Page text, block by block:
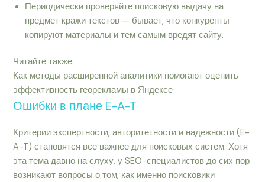
Периодически проверяйте поисковую выдачу на
предмет кражи текстов — бывает, что конкуренты
копируют материалы и тем самым вредят сайту.
Читайте также:
Как методы расширенной аналитики помогают оценить
эффективность георекламы в Яндексе
Ошибки в плане E-A-T
Критерии экспертности, авторитетности и надежности (E-
A-T) становятся все важнее для поисковых систем. Хотя
эта тема давно на слуху, у SEO-специалистов до сих пор
возникают вопросы о том, как именно поисковики